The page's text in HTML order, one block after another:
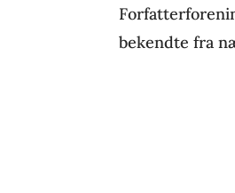
bekendte fra